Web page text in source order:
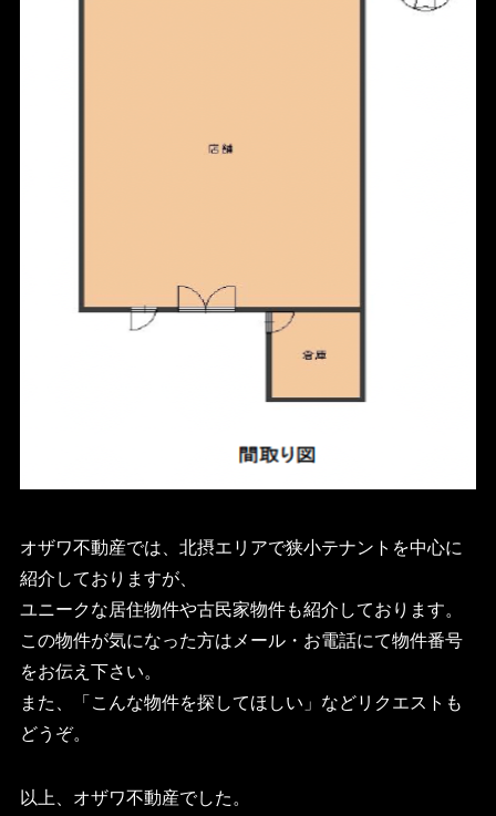
オザワ不動産では、北摂エリアで狭小テナントを中心に
紹介しておりますが、
ユニークな居住物件や古民家物件も紹介しております。
この物件が気になった方はメール・お電話にて物件番号
をお伝え下さい。
また、「こんな物件を探してほしい」などリクエストも
どうぞ。
以上、オザワ不動産でした。